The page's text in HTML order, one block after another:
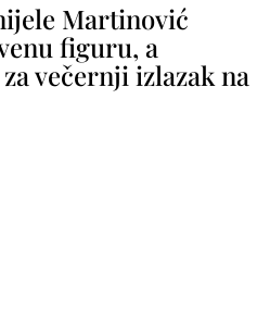
Martinović
figuru, a
večernji izlazak na